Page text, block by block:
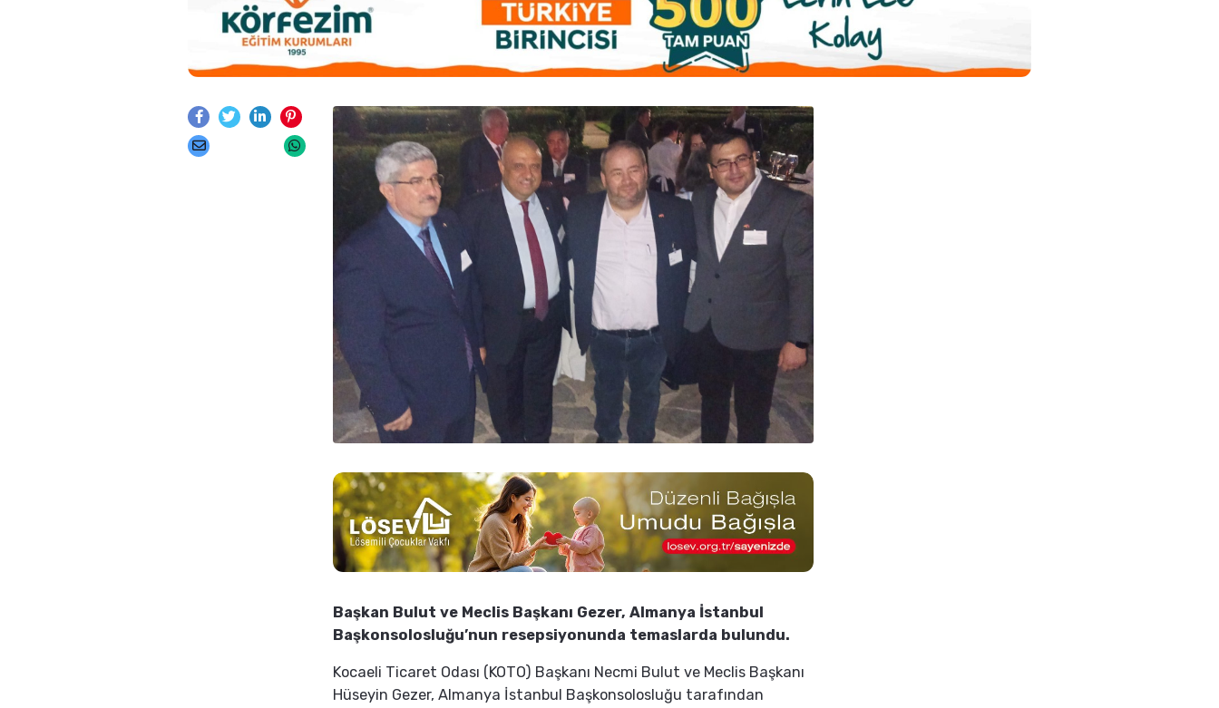
Başkan Bulut ve Meclis Başkanı Gezer, Almanya İstanbul
Başkonsolosluğu’nun resepsiyonunda temaslarda bulundu.
Kocaeli Ticaret Odası (KOTO) Başkanı Necmi Bulut ve Meclis Başkanı
Hüseyin Gezer, Almanya İstanbul Başkonsolosluğu tarafından